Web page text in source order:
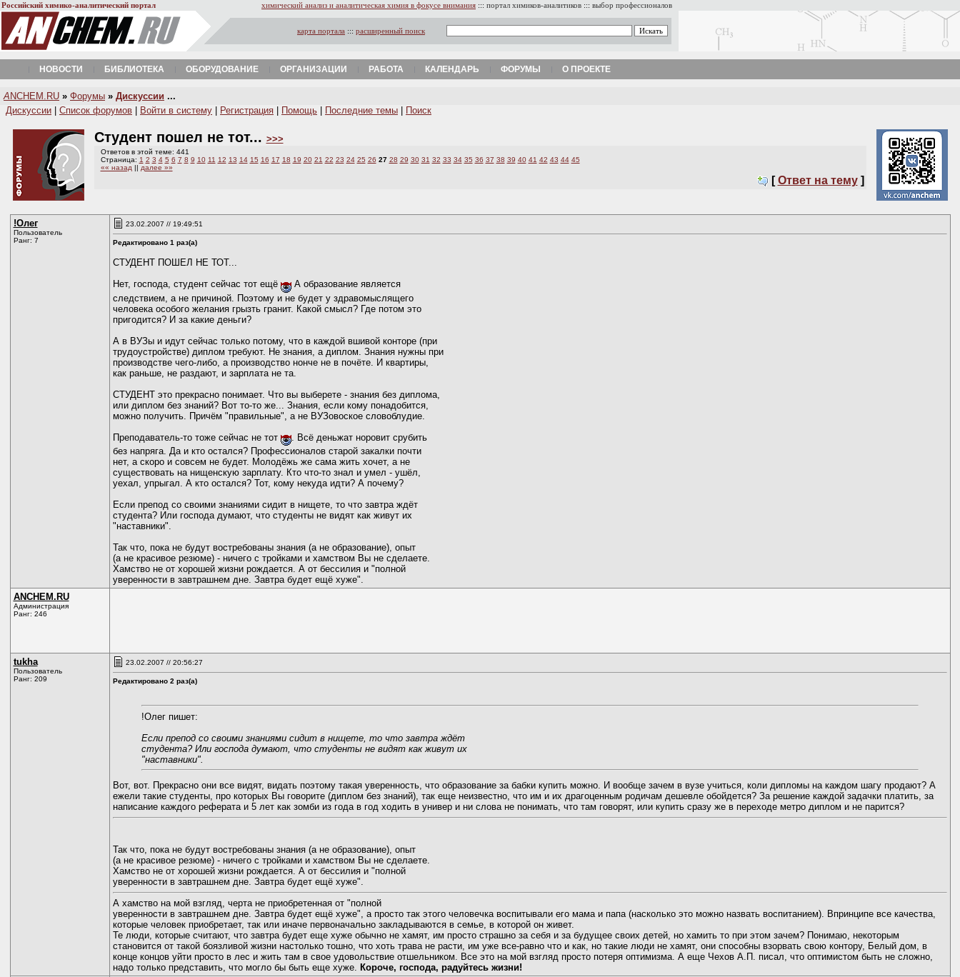
Российский химико-аналитический портал химический анализ и аналитическая химия в фокусе внимания ::: портал химиков-аналитиков ::: выбор профессионалов
карта портала ::: расширенный поиск
НОВОСТИ БИБЛИОТЕКА ОБОРУДОВАНИЕ ОРГАНИЗАЦИИ РАБОТА КАЛЕНДАРЬ ФОРУМЫ О ПРОЕКТЕ
A NCHEM.RU » Форумы » Дискуссии ...
Дискуссии
Список форумов Войти в систему Регистрация Помощь Последние темы Поиск
Студент пошел не тот... >>>
Ответов в этой теме: 441
Страница: 1 2 3 4 5 6 7 8 9 10 11 12 13 14 15 16 17 18 19 20 21 22 23 24 25 26 27 28 29 30 31 32 33 34 35 36 37 38 39 40 41 42 43 44 45
«« назад || далее »»
[ Ответ на тему ]
!Олег
Пользователь
Ранг: 7
23.02.2007 // 19:49:51
Редактировано 1 раз(а)
СТУДЕНТ ПОШЕЛ НЕ ТОТ...
Нет, господа, студент сейчас тот ещё
А образование является
следствием, а не причиной. Поэтому и не будет у здравомыслящего
человека особого желания грызть гранит. Какой смысл? Где потом это
пригодится? И за какие деньги?
А в ВУЗы и идут сейчас только потому, что в каждой вшивой конторе (при
трудоустройстве) диплом требуют. Не знания, а диплом. Знания нужны при
производстве чего-либо, а производство нонче не в почёте. И квартиры,
как раньше, не раздают, и зарплата не та.
СТУДЕНТ это прекрасно понимает. Что вы выберете - знания без диплома,
или диплом без знаний? Вот то-то же... Знания, если кому понадобится,
можно получить. Причём "правильные", а не ВУЗовоское словоблудие.
Преподаватель-то тоже сейчас не тот
. Всё деньжат норовит срубить
без напряга. Да и кто остался? Профессионалов старой закалки почти
нет, а скоро и совсем не будет. Молодёжь же сама жить хочет, а не
существовать на нищенскую зарплату. Кто что-то знал и умел - ушёл,
уехал, упрыгал. А кто остался? Тот, кому некуда идти? А почему?
Если препод со своими знаниями сидит в нищете, то что завтра ждёт
студента? Или господа думают, что студенты не видят как живут их
"наставники".
Так что, пока не будут востребованы знания (а не образование), опыт
(а не красивое резюме) - ничего с тройками и хамством Вы не сделаете.
Хамство не от хорошей жизни рождается. А от бессилия и "полной
уверенности в завтрашнем дне. Завтра будет ещё хуже".
ANCHEM.RU
Администрация
Ранг: 246
tukha
Пользователь
Ранг: 209
23.02.2007 // 20:56:27
Редактировано 2 раз(а)
!Олег пишет:
Если препод со своими знаниями сидит в нищете, то что завтра ждёт
студента? Или господа думают, что студенты не видят как живут их
"наставники".
Вот, вот. Прекрасно они все видят, видать поэтому такая уверенность, что образование за бабки купить можно. И вообще зачем в вузе учиться, коли дипломы на каждом шагу продают? А
ежели такие студенты, про которых Вы говорите (диплом без знаний), так еще неизвестно, что им и их драгоценным родичам дешевле обойдется? За решение каждой задачки платить, за
написание каждого реферата и 5 лет как зомби из года в год ходить в универ и ни слова не понимать, что там говорят, или купить сразу же в переходе метро диплом и не парится?
Так что, пока не будут востребованы знания (а не образование), опыт
(а не красивое резюме) - ничего с тройками и хамством Вы не сделаете.
Хамство не от хорошей жизни рождается. А от бессилия и "полной
уверенности в завтрашнем дне. Завтра будет ещё хуже".
А хамство на мой взгляд, черта не приобретенная от "полной
уверенности в завтрашнем дне. Завтра будет ещё хуже", а просто так этого человечка воспитывали его мама и папа (насколько это можно назвать воспитанием). Впринципе все качества,
которые человек приобретает, так или иначе первоначально закладываются в семье, в которой он живет.
Те люди, которые считают, что завтра будет еще хуже обычно не хамят, им просто страшно за себя и за будущее своих детей, но хамить то при этом зачем? Понимаю, некоторым
становится от такой боязливой жизни настолько тошно, что хоть трава не расти, им уже все-равно что и как, но такие люди не хамят, они способны взорвать свою контору, Белый дом, в
конце концов уйти просто в лес и жить там в свое удовольствие отшельником. Все это на мой взгляд просто потеря оптимизма. А еще Чехов А.П. писал, что оптимистом быть не сложно,
надо только представить, что могло бы быть еще хуже. Короче, господа, радуйтесь жизни!